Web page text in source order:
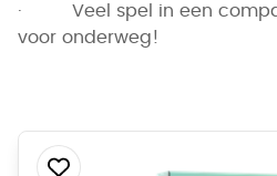
· Veel spel in een
voor onderweg!